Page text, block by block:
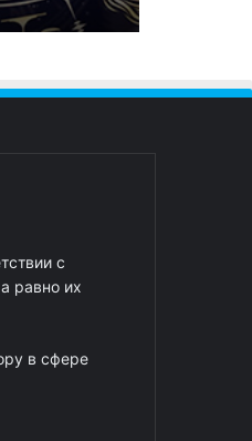
с
равно их
в сфере